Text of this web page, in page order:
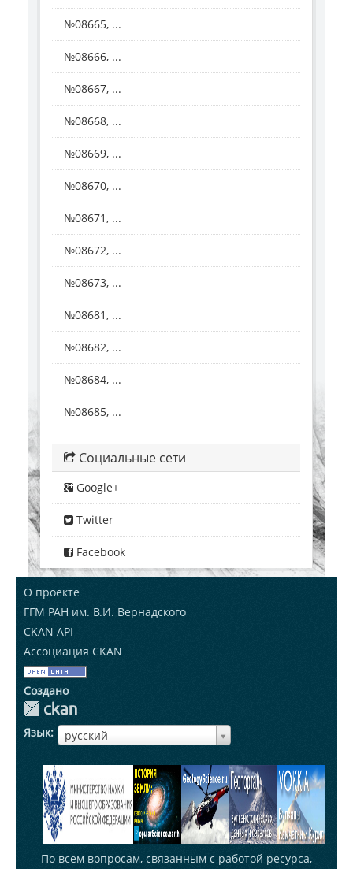
№08665, ...
№08666, ...
№08667, ...
№08668, ...
№08669, ...
№08670, ...
№08671, ...
№08672, ...
№08673, ...
№08681, ...
№08682, ...
№08684, ...
№08685, ...
Социальные сети
Google+
Twitter
Facebook
О проекте
ГГМ РАН им. В.И. Вернадского
CKAN API
Ассоциация CKAN
Создано
Язык русский
ЯзыкЯзык
По всем вопросам, связанным с работой ресурса,